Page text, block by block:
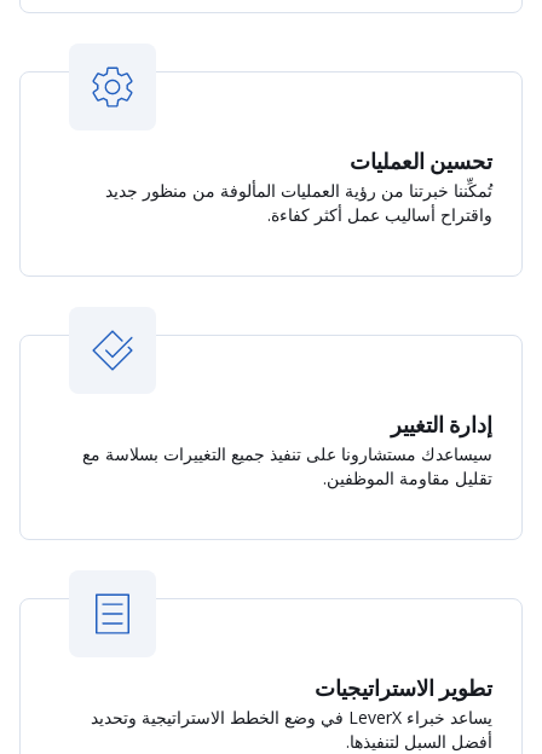
تحسين العمليات
تُمكِّننا خبرتنا من رؤية العمليات المألوفة من منظور جديد
واقتراح أساليب عمل أكثر كفاءة.
إدارة التغيير
سيساعدك مستشارونا على تنفيذ جميع التغييرات بسلاسة مع
تقليل مقاومة الموظفين.
تطوير الاستراتيجيات
يساعد خبراء LeverX في وضع الخطط الاستراتيجية وتحديد
أفضل السبل لتنفيذها.